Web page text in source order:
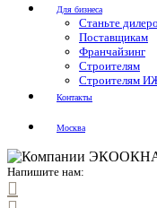
Для бизнеса
Станьте
Поставщикам
Франчайзинг
Строителям
Строителям
Контакты
Москва
Напишите нам: